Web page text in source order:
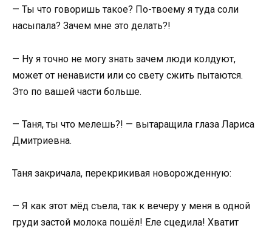
— Ты что говоришь такое? По-твоему я туда соли
насыпала? Зачем мне это делать?!
— Ну я точно не могу знать зачем люди колдуют,
может от ненависти или со свету сжить пытаются.
Это по вашей части больше.
— Таня, ты что мелешь?! — вытаращила глаза Лариса
Дмитриевна.
Таня закричала, перекрикивая новорожденную:
— Я как этот мёд съела, так к вечеру у меня в одной
груди застой молока пошёл! Еле сцедила! Хватит